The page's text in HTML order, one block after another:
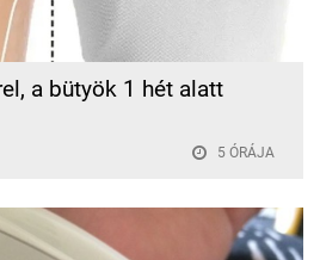
a bütyök 1 hét alatt
5 ÓRÁJA